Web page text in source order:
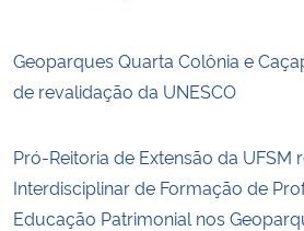
Geoparques Quarta Colônia e
de revalidação da UNESCO
Pró-Reitoria de Extensão da UFSM
Interdisciplinar de Formação de
Educação Patrimonial nos